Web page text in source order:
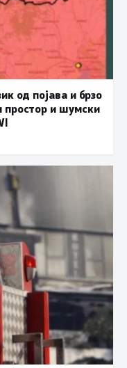
од појава и брзо
и шумски